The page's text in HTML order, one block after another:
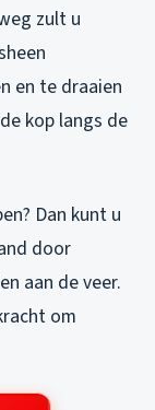
zult u
en te draaien
kop langs de
Dan kunt u
door
aan de veer.
om